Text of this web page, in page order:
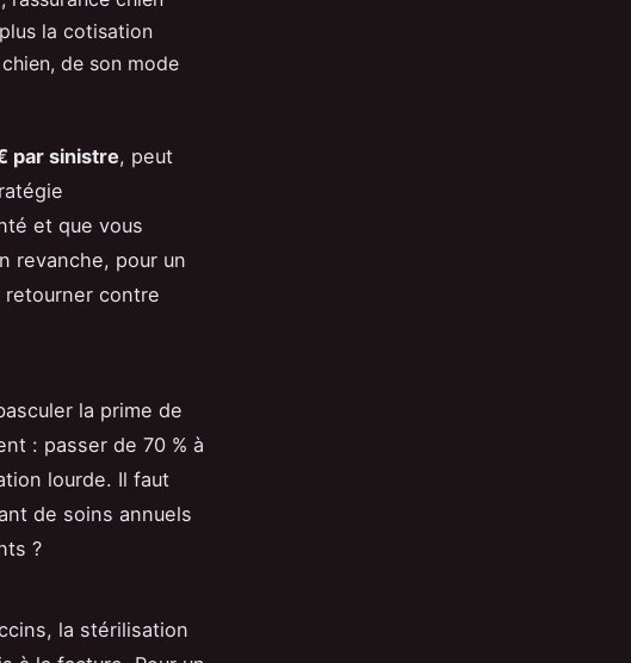
la cotisation
de son mode
par sinistre, peut
et que vous
revanche, pour un
contre
la prime de
: passer de 70 % à
lourde. Il faut
de soins annuels
?
la stérilisation